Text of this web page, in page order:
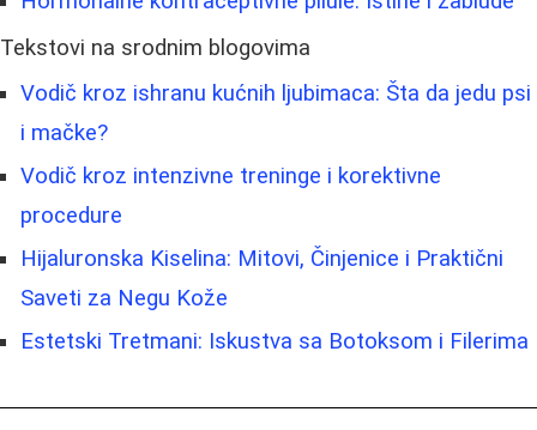
Tekstovi na srodnim blogovima
Vodič kroz ishranu kućnih ljubimaca: Šta da jedu psi
i mačke?
Vodič kroz intenzivne treninge i korektivne
procedure
Hijaluronska Kiselina: Mitovi, Činjenice i Praktični
Saveti za Negu Kože
Estetski Tretmani: Iskustva sa Botoksom i Filerima